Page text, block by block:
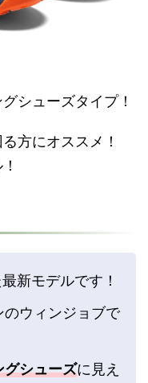
シューズタイプ！
方にオススメ！
新モデルです！
ウィンジョブで
グシューズに見え